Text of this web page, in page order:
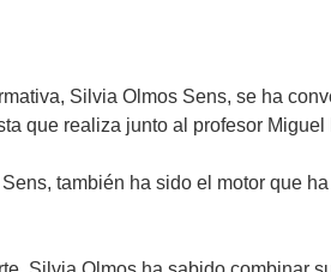
Silvia Olmos Sens, se ha
que realiza junto al profesor
también ha sido el motor que